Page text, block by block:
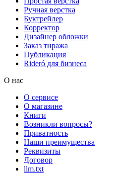
Ручная верстка
Буктрейлер
Корректор
Дизайнер обложки
Заказ тиража
Публикация
Rideró для бизнеса
О нас
О сервисе
О магазине
Книги
Возникли вопросы?
Приватность
Наши преимущества
Реквизиты
Договор
llm.txt